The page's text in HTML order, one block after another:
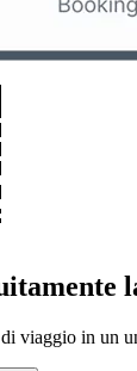
viaggio in un